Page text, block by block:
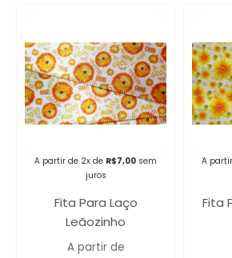
A partir de 2x de R$7,00 sem
juros
Fita Para Laço
Leãozinho
A partir de
A
Fita
Campanha